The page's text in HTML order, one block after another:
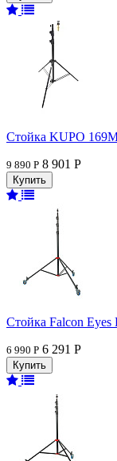
Стойка KUPO
9 890 Р 8 901 Р
Стойка Falcon Eyes
6 990 Р 6 291 Р